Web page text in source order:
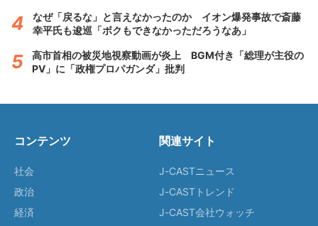
なぜ「戻るな」と言えなかったのか イオン爆発事故で斎藤
幸平氏も逡巡「ボクもできなかっただろうなあ」
高市首相の被災地視察動画が炎上 BGM付き「総理が主役の
PV」に「政権プロパガンダ」批判
コンテンツ
社会
政治
経済
関連サイト
J-CASTニュース
J-CASTトレンド
J-CAST会社ウォッチ